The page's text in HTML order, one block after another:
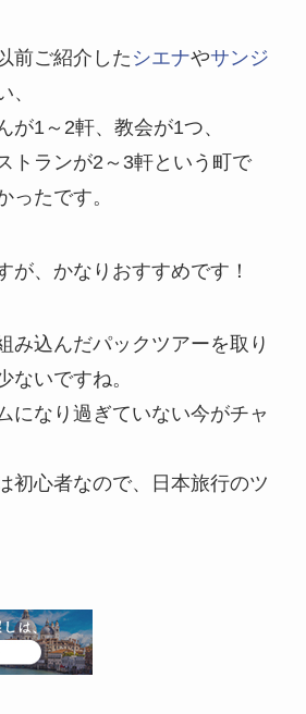
前ご紹介した シエナやサンジ
、
が1～2軒、教会が1つ、
トランが2～3軒という町で
ったです。
が、かなりおすすめです！
み込んだパックツアーを取り
ないですね。
になり過ぎていない今がチャ
初心者なので、日本旅行のツ